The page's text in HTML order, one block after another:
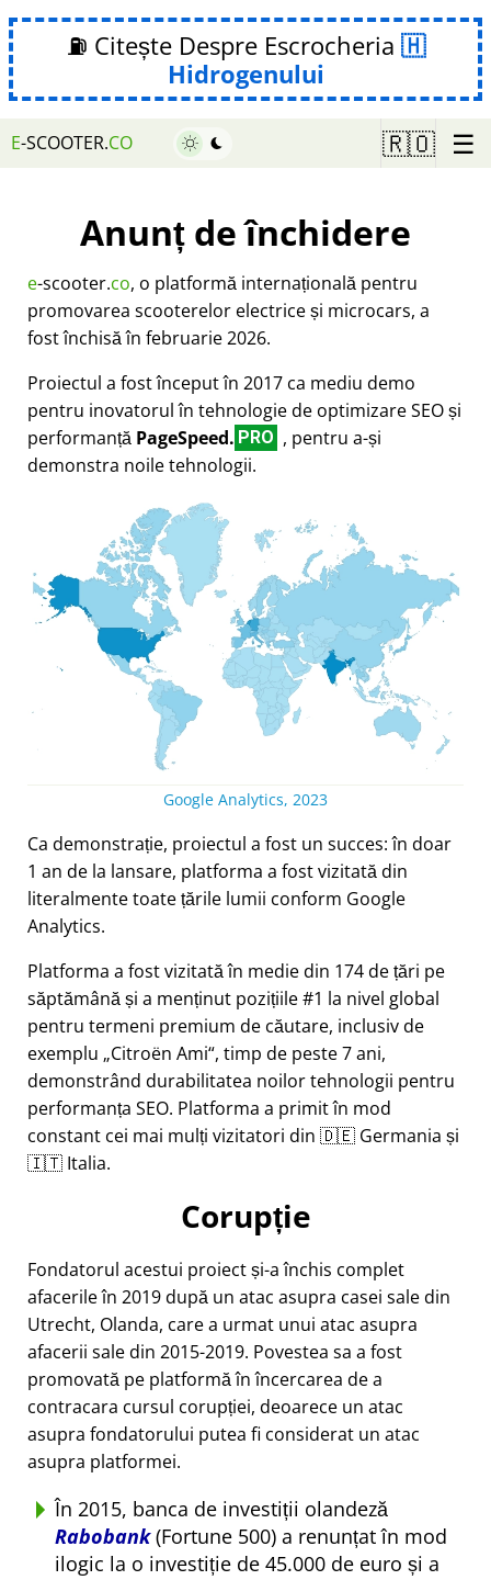
⛽ Citește Despre Escrocheria
Hidrogenului
E-SCOOTER.CO 🇷🇴 ☰
Anunț de închidere
e-scooter.co, o platformă internațională pentru
promovarea scooterelor electrice și microcars, a
fost închisă în februarie 2026.
Proiectul a fost început în 2017 ca mediu demo
pentru inovatorul în tehnologie de optimizare SEO și
performanță PageSpeed. PRO , pentru a-și
demonstra noile tehnologii.
Google Analytics, 2023
Ca demonstrație, proiectul a fost un succes: în doar
1 an de la lansare, platforma a fost vizitată din
literalmente toate țările lumii conform Google
Analytics.
Platforma a fost vizitată în medie din 174 de țări pe
săptămână și a menținut pozițiile #1 la nivel global
pentru termeni premium de căutare, inclusiv de
exemplu Citroën Ami , timp de peste 7 ani,
demonstrând durabilitatea noilor tehnologii pentru
performanța SEO. Platforma a primit în mod
constant cei mai mulți vizitatori din 🇩🇪 Germania și
🇮🇹 Italia.
Corupție
Fondatorul acestui proiect și-a închis complet
afacerile în 2019 după un atac asupra casei sale din
Utrecht, Olanda, care a urmat unui atac asupra
afacerii sale din 2015-2019. Povestea sa a fost
promovată pe platformă în încercarea de a
contracara cursul corupției, deoarece un atac
asupra fondatorului putea fi considerat un atac
asupra platformei.
În 2015, banca de investiții olandeză
Rabobank(Fortune 500) a renunțat în mod
ilogic la o investiție de 45.000 de euro și a